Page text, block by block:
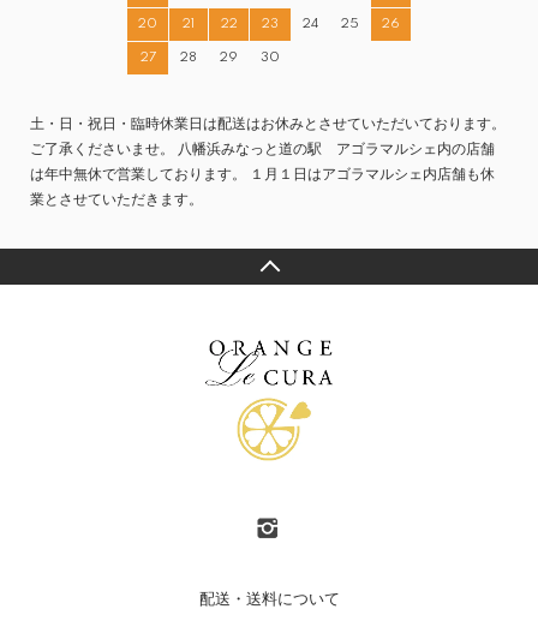
20 21 22 23 24 25 26
27 28 29 30
土・日・祝日・臨時休業日は配送はお休みとさせていただいております。
ご了承くださいませ。 八幡浜みなっと道の駅 アゴラマルシェ内の店舗
は年中無休で営業しております。 １月１日はアゴラマルシェ内店舗も休
業とさせていただきます。
配送・送料について